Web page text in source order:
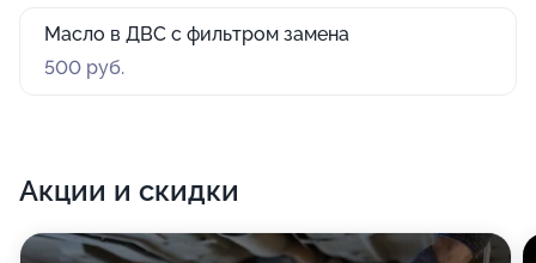
Масло в ДВС с фильтром замена
500 руб.
Акции и скидки